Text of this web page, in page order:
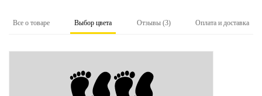
Все о товаре Выбор цвета Отзывы (3) Оплата и доставка